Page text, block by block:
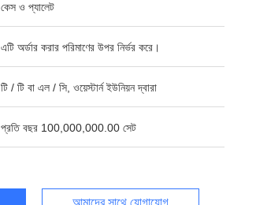
কেস ও প্যালেট
এটি অর্ডার করার পরিমাণের উপর নির্ভর করে।
টি / টি বা এল / সি, ওয়েস্টার্ন ইউনিয়ন দ্বারা
প্রতি বছর 100,000,000.00 সেট
আমাদের সাথে যোগাযোগ